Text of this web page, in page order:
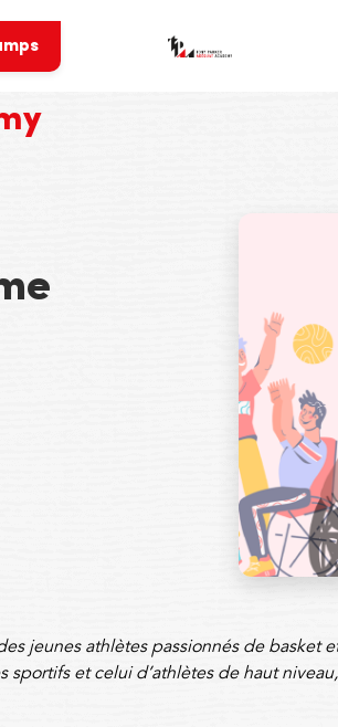
jeunes athlètes passionnés de basket
et celui d’athlètes de haut